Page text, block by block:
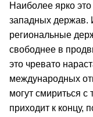
Наиболее ярко
западных держав.
региональные
свободнее в
это чревато
международных
могут смириться
приходит к концу,